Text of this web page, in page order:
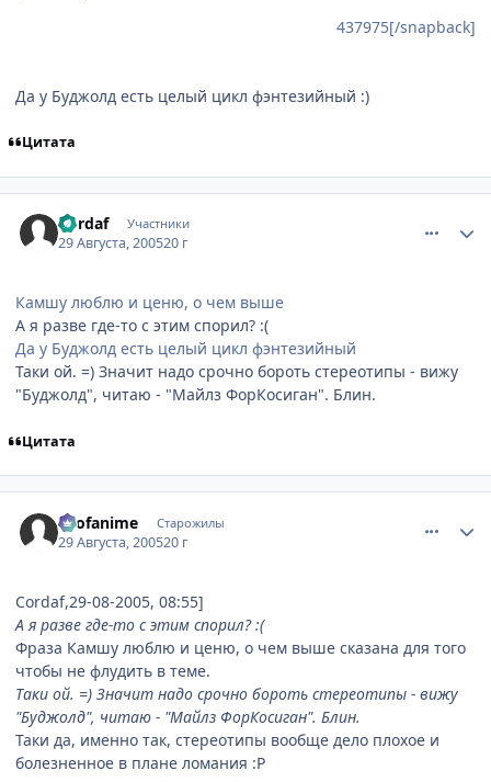
437975[/snapback]
Да у Буджолд есть целый цикл фэнтезийный :)
Цитата
Cordaf Участники
29 Августа, 200520 г
Камшу люблю и ценю, о чем выше
А я разве где-то с этим спорил? :(
Да у Буджолд есть целый цикл фэнтезийный
Таки ой. =) Значит надо срочно бороть стереотипы - вижу
"Буджолд", читаю - "Майлз ФорКосиган". Блин.
Цитата
allofanime Старожилы
29 Августа, 200520 г
Cordaf,29-08-2005, 08:55]
А я разве где-то с этим спорил? :(
Фраза Камшу люблю и ценю, о чем выше сказана для того
чтобы не флудить в теме.
Таки ой. =) Значит надо срочно бороть стереотипы - вижу
"Буджолд", читаю - "Майлз ФорКосиган". Блин.
Таки да, именно так, стереотипы вообще дело плохое и
болезненное в плане ломания :P